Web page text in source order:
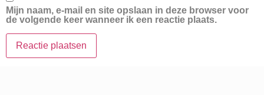
Mijn naam, e-mail en site opslaan in deze browser voor
de volgende keer wanneer ik een reactie plaats.